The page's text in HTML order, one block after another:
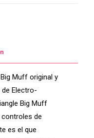
Muff original y
Electro-
Big Muff
de
es el que